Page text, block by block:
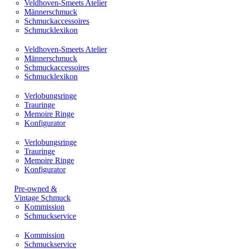
Veldhoven-Smeets Atelier
Männerschmuck
Schmuckaccessoires
Schmucklexikon
Veldhoven-Smeets Atelier
Männerschmuck
Schmuckaccessoires
Schmucklexikon
Verlobungsringe
Trauringe
Memoire Ringe
Konfigurator
Verlobungsringe
Trauringe
Memoire Ringe
Konfigurator
Pre-owned &
Vintage Schmuck
Kommission
Schmuckservice
Kommission
Schmuckservice